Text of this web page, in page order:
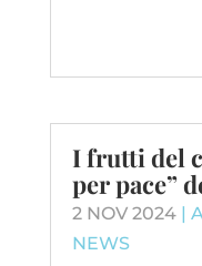
I frutti del
per pace”
2 NOV 2024|
NEWS